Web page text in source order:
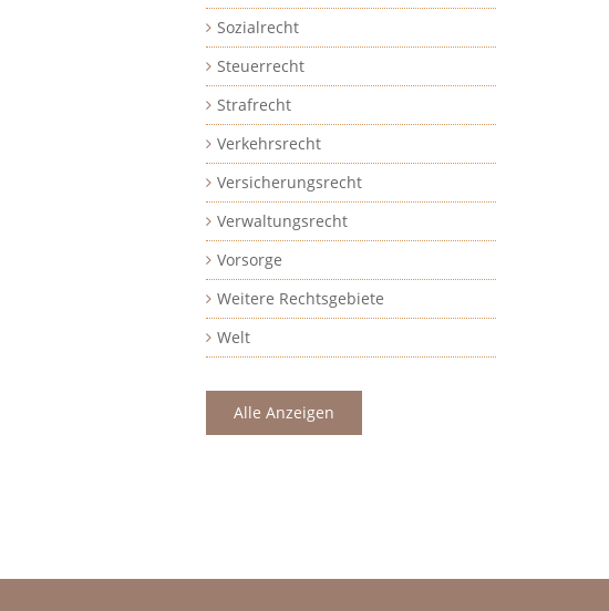
Sozialrecht
Steuerrecht
Strafrecht
Verkehrsrecht
Versicherungsrecht
Verwaltungsrecht
Vorsorge
Weitere Rechtsgebiete
Welt
Alle Anzeigen